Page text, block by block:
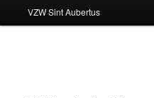
VZW Sint Aubertus